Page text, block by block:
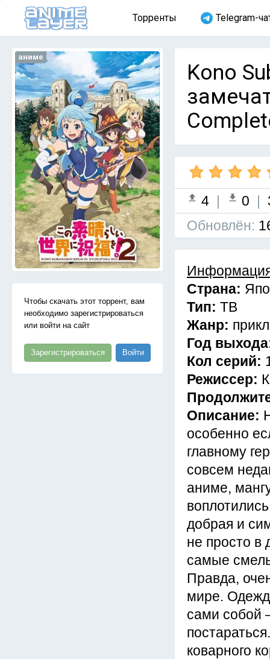
Торренты Telegram-
аниме
Чтобы скачать этот торрент, вам
необходимо зарегистрироваться
или войти на сайт
Зарегистрироваться Войти
Kono
4 | 0 |
Обновлён:
Страна:
Тип: ТВ
Жанр:
Год
Кол серий:
Режиссер:
Описание:
особенно
главному
совсем
аниме,
добрая и
не просто в
самые
Правда,
мире.
сами собой
коварного